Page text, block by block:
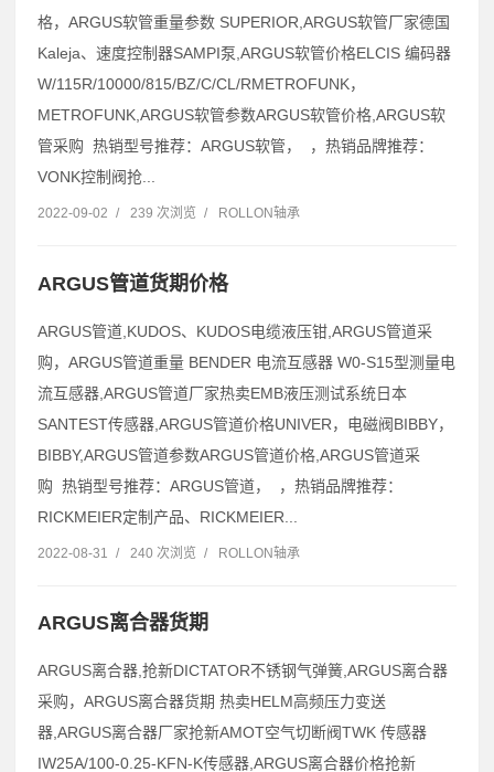
格，ARGUS软管重量参数 SUPERIOR,ARGUS软管厂家德国
Kaleja、速度控制器SAMPI泵,ARGUS软管价格ELCIS 编码器
W/115R/10000/815/BZ/C/CL/RMETROFUNK，
METROFUNK,ARGUS软管参数ARGUS软管价格,ARGUS软
管采购 热销型号推荐：ARGUS软管， ，热销品牌推荐：
VONK控制阀抢...
2022-09-02 / 239 次浏览 / ROLLON轴承
ARGUS管道货期价格
ARGUS管道,KUDOS、KUDOS电缆液压钳,ARGUS管道采
购，ARGUS管道重量 BENDER 电流互感器 W0-S15型测量电
流互感器,ARGUS管道厂家热卖EMB液压测试系统日本
SANTEST传感器,ARGUS管道价格UNIVER，电磁阀BIBBY，
BIBBY,ARGUS管道参数ARGUS管道价格,ARGUS管道采
购 热销型号推荐：ARGUS管道， ，热销品牌推荐：
RICKMEIER定制产品、RICKMEIER...
2022-08-31 / 240 次浏览 / ROLLON轴承
ARGUS离合器货期
ARGUS离合器,抢新DICTATOR不锈钢气弹簧,ARGUS离合器
采购，ARGUS离合器货期 热卖HELM高频压力变送
器,ARGUS离合器厂家抢新AMOT空气切断阀TWK 传感器
IW25A/100-0.25-KFN-K传感器,ARGUS离合器价格抢新